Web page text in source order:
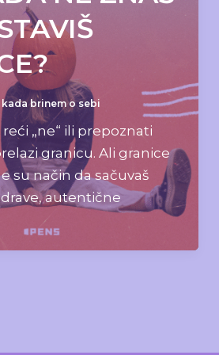
kada brinem o sebi
„ne“ ili prepoznati
granicu. Ali granice
su način da sačuvaš
autentične